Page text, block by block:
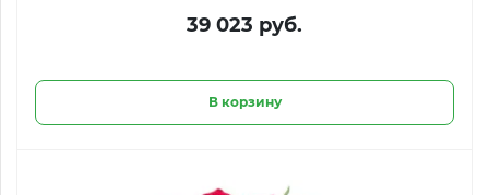
39 023 руб.
В корзину